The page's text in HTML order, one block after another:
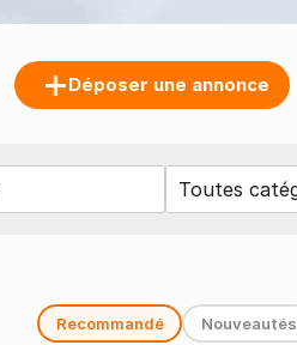
Déposer une annonce
Recommandé Nouveautés